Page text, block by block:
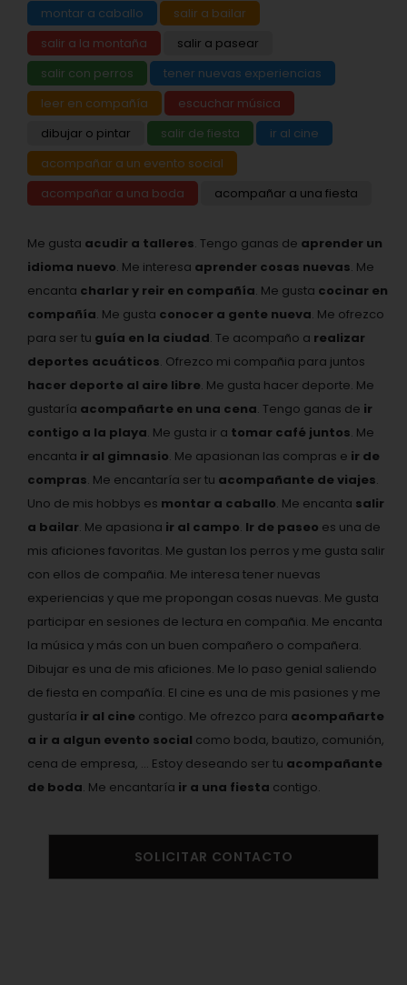
montar a caballo
salir a bailar
salir a la montaña
salir a pasear
salir con perros
tener nuevas experiencias
leer en compañía
escuchar música
dibujar o pintar
salir de fiesta
ir al cine
acompañar a un evento social
acompañar a una boda
acompañar a una fiesta
Me gusta acudir a talleres. Tengo ganas de aprender un
idioma nuevo. Me interesa aprender cosas nuevas. Me
encanta charlar y reir en compañía. Me gusta cocinar en
compañía. Me gusta conocer a gente nueva. Me ofrezco
para ser tu guía en la ciudad. Te acompaño a realizar
deportes acuáticos. Ofrezco mi compañia para juntos
hacer deporte al aire libre. Me gusta hacer deporte. Me
gustaría acompañarte en una cena. Tengo ganas de ir
contigo a la playa. Me gusta ir a tomar café juntos. Me
encanta ir al gimnasio. Me apasionan las compras e ir de
compras. Me encantaría ser tu acompañante de viajes.
Uno de mis hobbys es montar a caballo. Me encanta salir
a bailar. Me apasiona ir al campo. Ir de paseo es una de
mis aficiones favoritas. Me gustan los perros y me gusta salir
con ellos de compañia. Me interesa tener nuevas
experiencias y que me propongan cosas nuevas. Me gusta
participar en sesiones de lectura en compañia. Me encanta
la música y más con un buen compañero o compañera.
Dibujar es una de mis aficiones. Me lo paso genial saliendo
de fiesta en compañía. El cine es una de mis pasiones y me
gustaría ir al cine contigo. Me ofrezco para acompañarte
a ir a algun evento social como boda, bautizo, comunión,
cena de empresa, ... Estoy deseando ser tu acompañante
de boda. Me encantaría ir a una fiesta contigo.
SOLICITAR CONTACTO